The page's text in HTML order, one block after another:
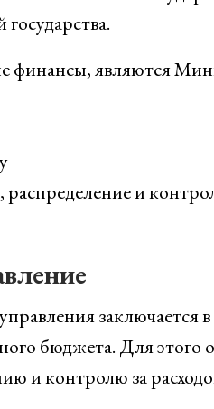
финансы, являются
и
заключается
бюджета. Для этого
и контролю за